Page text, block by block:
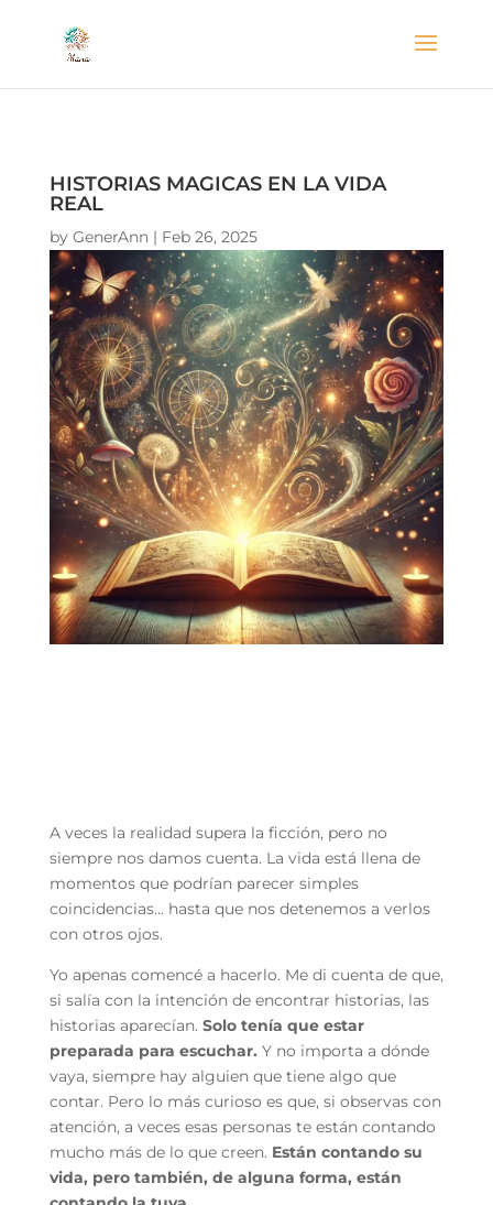
HISTORIAS MAGICAS EN LA VIDA
REAL
by GenerAnn| Feb 26, 2025
A veces la realidad supera la ficción, pero no
siempre nos damos cuenta. La vida está llena de
momentos que podrían parecer simples
coincidencias… hasta que nos detenemos a verlos
con otros ojos.
Yo apenas comencé a hacerlo. Me di cuenta de que,
si salía con la intención de encontrar historias, las
historias aparecían. Solo tenía que estar
preparada para escuchar. Y no importa a dónde
vaya, siempre hay alguien que tiene algo que
contar. Pero lo más curioso es que, si observas con
atención, a veces esas personas te están contando
mucho más de lo que creen. Están contando su
vida, pero también, de alguna forma, están